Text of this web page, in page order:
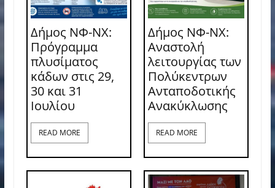
Δήμος ΝΦ-ΝΧ:
Πρόγραμμα
πλυσίματος
κάδων στις 29,
30 και 31
Ιουλίου
READ MORE
Δήμος ΝΦ-ΝΧ:
Αναστολή
λειτουργίας των
Πολύκεντρων
Ανταποδοτικής
Ανακύκλωσης
READ MORE